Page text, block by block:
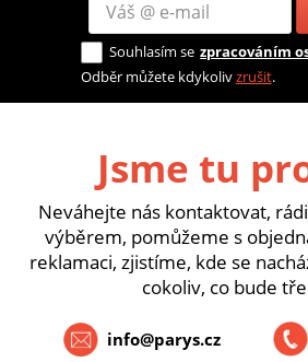
Souhlasím se zpracováním
Odběr můžete kdykolivzrušit.
Jsme tu
Neváhejte nás kontaktovat,
výběrem, pomůžeme s
reklamaci, zjistíme, kde se
cokoliv, co bude
info@parys.cz